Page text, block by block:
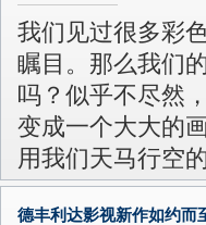
我们见过很多彩
瞩目。那么我们
吗？似乎不尽然
变成一个大大的
用我们天马行空
德丰利达影视新作如约而